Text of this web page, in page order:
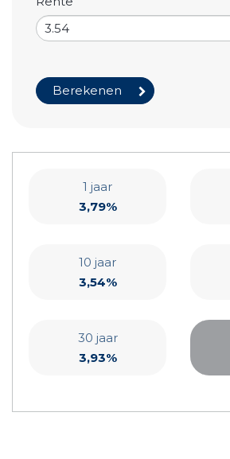
1 jaar
3,79%
10 jaar
3,54%
30 jaar
3,93%